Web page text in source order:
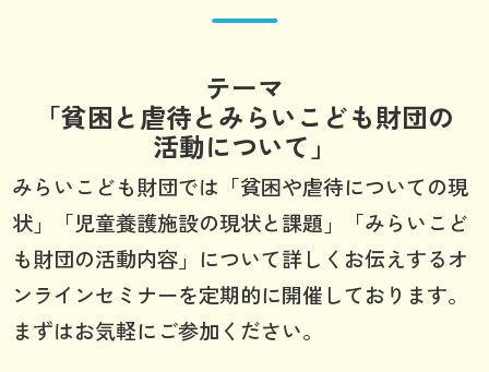
テーマ
「貧困と虐待とみらいこども財団の
活動について」
みらいこども財団では「貧困や虐待についての現
状」「児童養護施設の現状と課題」「みらいこど
も財団の活動内容」について詳しくお伝えするオ
ンラインセミナーを定期的に開催しております。
まずはお気軽にご参加ください。